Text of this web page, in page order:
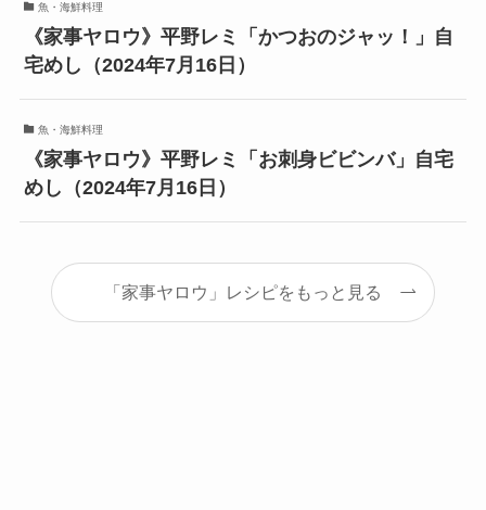
魚・海鮮料理
《家事ヤロウ》平野レミ「かつおのジャッ！」自
宅めし（2024年7月16日）
魚・海鮮料理
《家事ヤロウ》平野レミ「お刺身ビビンバ」自宅
めし（2024年7月16日）
「家事ヤロウ」レシピをもっと見る